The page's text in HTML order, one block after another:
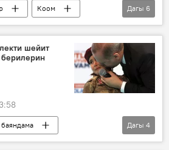
Коом
Дүйнөдө
оору
Дагы 6
шейит
баяндама
Түркия
Дагы 4